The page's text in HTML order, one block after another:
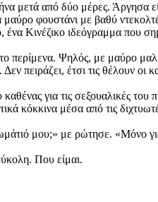
μετά από δύο μέρες. Άργησα
μαύρο φουστάνι με βαθύ
ένα Κινέζικο ιδεόγραμμα που
περίμενα. Ψηλός, με μαύρο
πειράζει, έτσι τις θέλουν οι
για τις σεξουαλικές
κόκκινα μέσα από τις
μου;» με ρώτησε. «Μόνο
Που είμαι.